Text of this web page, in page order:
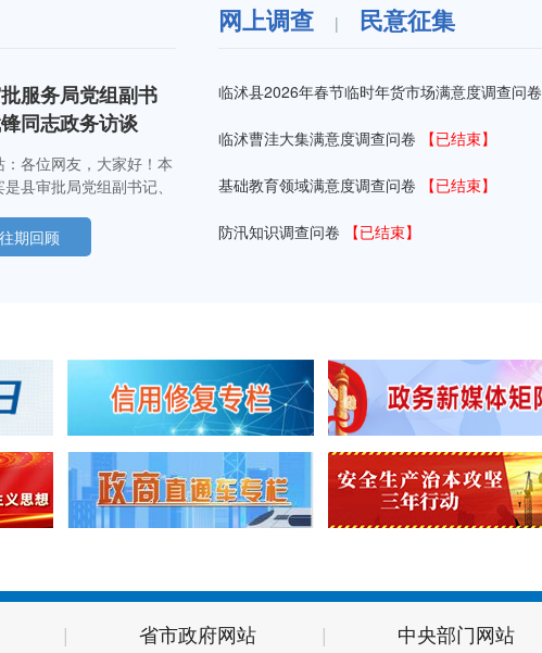
服务局党组副书
同志政务访谈
各位网友，大家好！本
县审批局党组副书记、
县审批服务工作的有关情
网友大家好！很高兴通过
著成效。首先，请您给大
审批局主要工作开展情
往期回顾
网上调查 | 民意征集
临沭县2026年春节临时年货市场满意度调查问卷
临沭曹洼大集满意度调查问卷 【已结束】
基础教育领域满意度调查问卷 【已结束】
防汛知识调查问卷 【已结束】
| 省市政府网站 | 中央部门网站